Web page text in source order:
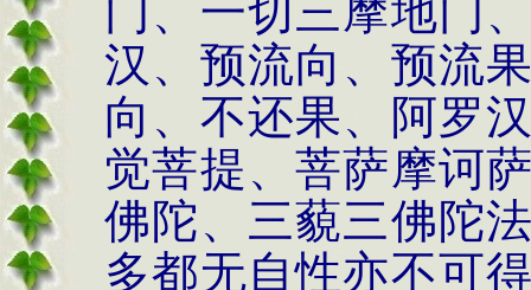
门、一切三摩地门
汉、预流向、预流
向、不还果、阿罗
觉菩提、菩萨摩诃
佛陀、三藐三佛陀
多都无自性亦不可